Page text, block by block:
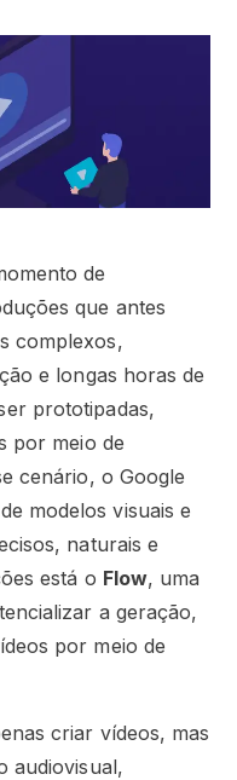
de
que antes
complexos,
e longas horas de
prototipadas,
por meio de
cenário, o Google
modelos visuais e
naturais e
está o Flow, uma
a geração,
por meio de
criar vídeos, mas
audiovisual,